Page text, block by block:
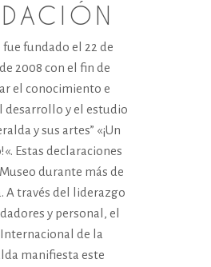
fue fundado el 22 de
2008 con el fin de
el conocimiento e
desarrollo y el estudio
y sus artes” «¡Un
Estas declaraciones
durante más de
A través del liderazgo
y personal, el
de la
manifiesta este